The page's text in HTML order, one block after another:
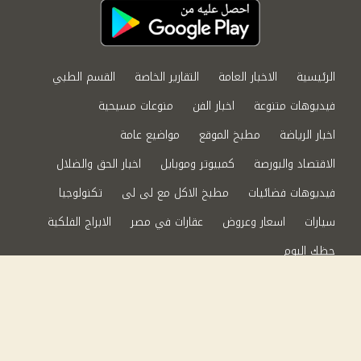
الرئيسية الاخبار العامة التقارير الخاصة
القسم الطبي
فيديوهات متنوعة
اخبار الفن
منوعات مسيحية
اخبار الرياضة
مطبخ الموقع
مواضيع عامة
الاقتصاد والبورصة
كمبيوتر وموبايل
اخبار الحق والضلال
فيديوهات فضائيات
مطبخ الاكل مع لى لى
تكنولوجيا
سيارات
اسعار وعروض عقارات في مصر
الابراج الفلكية
حظك اليوم